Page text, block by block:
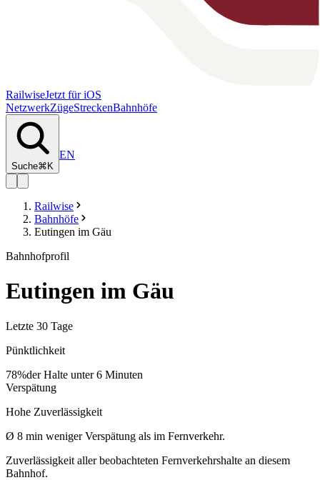
RailwiseJetzt für iOS
NetzwerkZügeStreckenBahnhöfe
Suche⌘K
EN
Railwise
Bahnhöfe
Eutingen im Gäu
Bahnhofprofil
Eutingen im Gäu
Letzte 30 Tage
Pünktlichkeit
78%der Halte unter 6 Minuten
Verspätung
Hohe Zuverlässigkeit
Ø 8 min weniger Verspätung als im Fernverkehr.
Zuverlässigkeit aller beobachteten Fernverkehrshalte an diesem
Bahnhof.